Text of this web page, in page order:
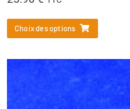
Choix des options